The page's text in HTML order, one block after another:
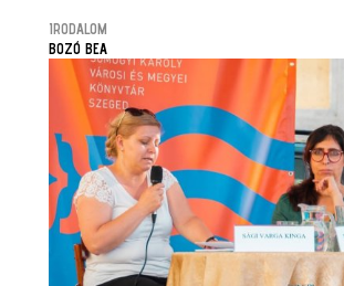
IRODALOM
BOZÓ BEA